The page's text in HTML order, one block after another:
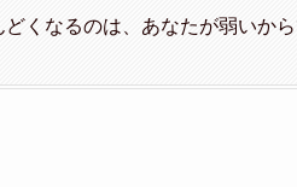
どくなるのは、あなたが弱いか